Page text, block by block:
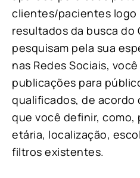
clientes/pacientes logo
resultados da busca do
pesquisam pela sua
nas Redes Sociais,
publicações para
qualificados, de acordo
que você definir, como,
etária, localização,
filtros existentes.